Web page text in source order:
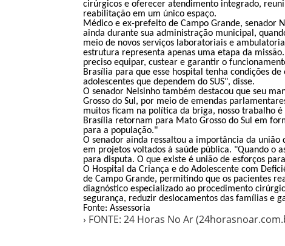
cirúrgicos e oferecer atendimento integrado,
reabilitação em um único espaço.
Médico e ex-prefeito de Campo Grande, senador
ainda durante sua administração municipal,
meio de novos serviços laboratoriais e
estrutura representa apenas uma etapa da
preciso equipar, custear e garantir o
Brasília para que esse hospital tenha condições
adolescentes que dependem do SUS", disse.
O senador Nelsinho também destacou que seu
Grosso do Sul, por meio de emendas
muitos ficam na política da briga, nosso trabalho
Brasília retornam para Mato Grosso do Sul em
para a população."
O senador ainda ressaltou a importância da
em projetos voltados à saúde pública. "Quando o
para disputa. O que existe é união de esforços
O Hospital da Criança e do Adolescente com
de Campo Grande, permitindo que os pacientes
diagnóstico especializado ao procedimento
segurança, reduzir deslocamentos das famílias e
Fonte: Assessoria
› FONTE: 24 Horas No Ar